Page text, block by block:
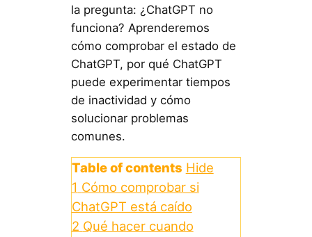
la pregunta: ¿ChatGPT no
funciona? Aprenderemos
cómo comprobar el estado de
ChatGPT, por qué ChatGPT
puede experimentar tiempos
de inactividad y cómo
solucionar problemas
comunes.
Table of contents Hide
1 Cómo comprobar si
ChatGPT está caído
2 Qué hacer cuando